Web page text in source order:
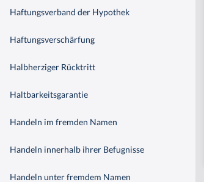
Haftungsverband der Hypothek
Haftungsverschärfung
Halbherziger Rücktritt
Haltbarkeitsgarantie
Handeln im fremden Namen
Handeln innerhalb ihrer Befugnisse
Handeln unter fremdem Namen